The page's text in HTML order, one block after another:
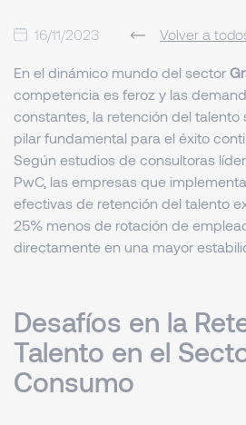
16/11/2023 Volver a
En el dinámico mundo del sector
competencia es feroz y las
constantes, la retención del talento
pilar fundamental para el éxito
Según estudios de consultoras
PwC, las empresas que
efectivas de retención del talento
25% menos de rotación de
directamente en una mayor
Desafíos en la
Talento en el
Consumo